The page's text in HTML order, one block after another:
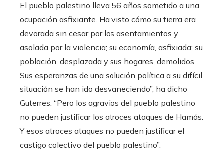
El pueblo palestino lleva 56 años sometido a una
ocupación asfixiante. Ha visto cómo su tierra era
devorada sin cesar por los asentamientos y
asolada por la violencia; su economía, asfixiada; su
población, desplazada y sus hogares, demolidos.
Sus esperanzas de una solución política a su difícil
situación se han ido desvaneciendo”, ha dicho
Guterres. “Pero los agravios del pueblo palestino
no pueden justificar los atroces ataques de Hamás.
Y esos atroces ataques no pueden justificar el
castigo colectivo del pueblo palestino”.